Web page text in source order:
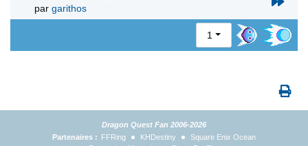
par garithos
1
Dragon Quest Fan 2006-2026
Partenaires : FFRing KHDestiny
Square Enix Ocean